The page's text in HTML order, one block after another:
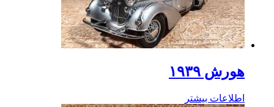
هورش ۱۹۳۹
اطلاعات بیشتر